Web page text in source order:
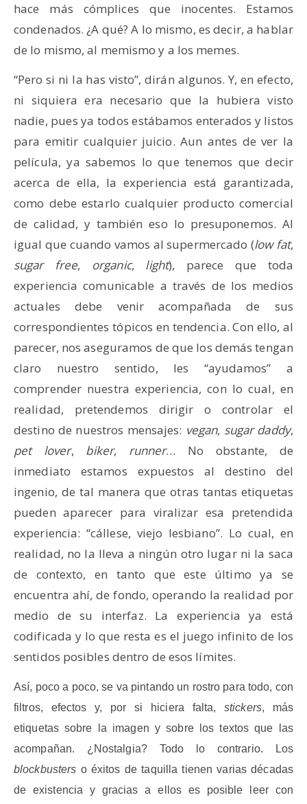
hace más cómplices que inocentes. Estamos
condenados. ¿A qué? A lo mismo, es decir, a hablar
de lo mismo, al memismo y a los memes.
“Pero si ni la has visto”, dirán algunos. Y, en efecto,
ni siquiera era necesario que la hubiera visto
nadie, pues ya todos estábamos enterados y listos
para emitir cualquier juicio. Aun antes de ver la
película, ya sabemos lo que tenemos que decir
acerca de ella, la experiencia está garantizada,
como debe estarlo cualquier producto comercial
de calidad, y también eso lo presuponemos. Al
igual que cuando vamos al supermercado (low fat,
sugar free, organic, light), parece que toda
experiencia comunicable a través de los medios
actuales debe venir acompañada de sus
correspondientes tópicos en tendencia. Con ello, al
parecer, nos aseguramos de que los demás tengan
claro nuestro sentido, les “ayudamos” a
comprender nuestra experiencia, con lo cual, en
realidad, pretendemos dirigir o controlar el
destino de nuestros mensajes: vegan, sugar daddy,
pet lover, biker, runner… No obstante, de
inmediato estamos expuestos al destino del
ingenio, de tal manera que otras tantas etiquetas
pueden aparecer para viralizar esa pretendida
experiencia: “cállese, viejo lesbiano”. Lo cual, en
realidad, no la lleva a ningún otro lugar ni la saca
de contexto, en tanto que este último ya se
encuentra ahí, de fondo, operando la realidad por
medio de su interfaz. La experiencia ya está
codificada y lo que resta es el juego infinito de los
sentidos posibles dentro de esos límites.
Así, poco a poco, se va pintando un rostro para todo, con
filtros, efectos y, por si hiciera falta, stickers, más
etiquetas sobre la imagen y sobre los textos que las
acompañan. ¿Nostalgia? Todo lo contrario. Los
blockbusters o éxitos de taquilla tienen varias décadas
de existencia y gracias a ellos es posible leer con